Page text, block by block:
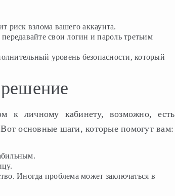
риск взлома вашего аккаунта.
свои логин и пароль третьим
уровень безопасности, который
к личному кабинету, возможно, есть
основные шаги, которые помогут вам:
Иногда проблема может заключаться в